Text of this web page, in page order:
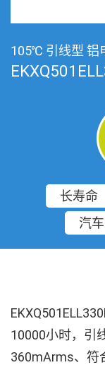
105℃ 引线型 铝
长寿命
汽
10000小时，引
360mArms、符